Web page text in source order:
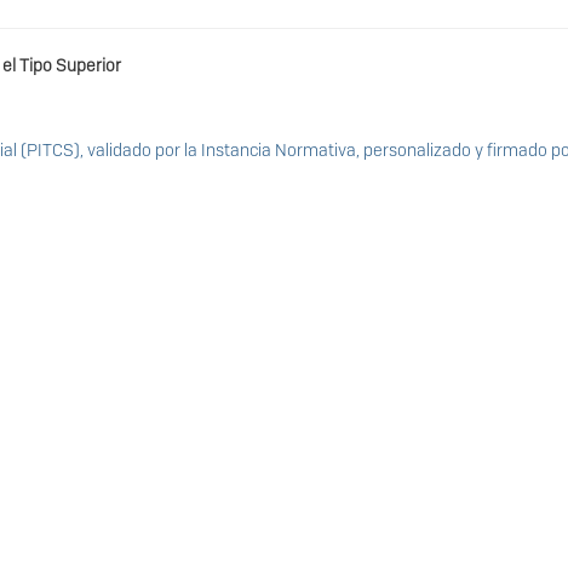
Tipo Superior
(PITCS), validado por la Instancia Normativa, personalizado y firmado